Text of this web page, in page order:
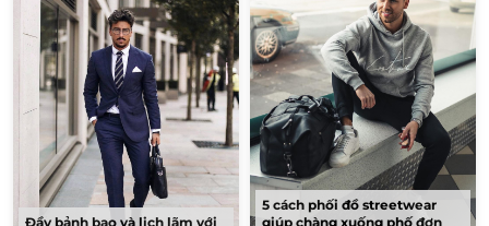
Đầy bảnh bao và lịch lãm với
5 cách phối đồ streetwear
giúp chàng xuống phố đơn